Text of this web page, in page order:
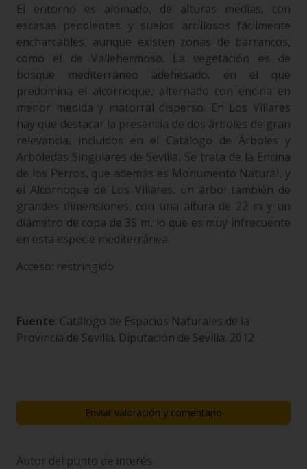
El entorno es alomado, de alturas medias, con
escasas pendientes y suelos arcillosos fácilmente
encharcables, aunque existen zonas de barrancos,
como el de Vallehermoso. La vegetación es de
bosque mediterráneo adehesado, en el que
predomina el alcornoque, alternado con encina en
menor medida y matorral disperso. En Los Villares
hay que destacar la presencia de dos árboles de gran
relevancia, incluidos en el Catálogo de Árboles y
Arboledas Singulares de Sevilla. Se trata de la Encina
de los Perros, que además es Monumento Natural, y
el Alcornoque de Los Villares, un árbol también de
grandes dimensiones, con una altura de 22 m y un
diámetro de copa de 35 m, lo que es muy infrecuente
en esta especie mediterránea.
Acceso: restringido
Fuente: Catálogo de Espacios Naturales de la
Provincia de Sevilla. Diputación de Sevilla. 2012
Enviar valoración y comentario
Autor del punto de interés